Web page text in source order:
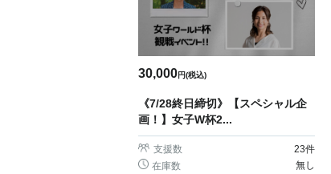
30,000円(税込)
《7/28終日締切》【スペシャル企
画！】女子W杯2...
支援数 23件
在庫数
無し